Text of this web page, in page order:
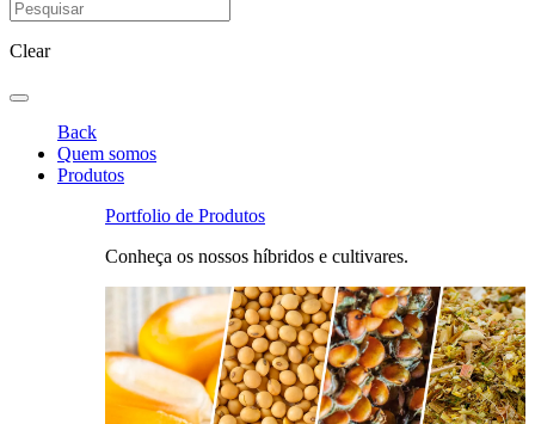
Clear
Back
Quem somos
Produtos
Portfolio de Produtos
Conheça os nossos híbridos e cultivares.